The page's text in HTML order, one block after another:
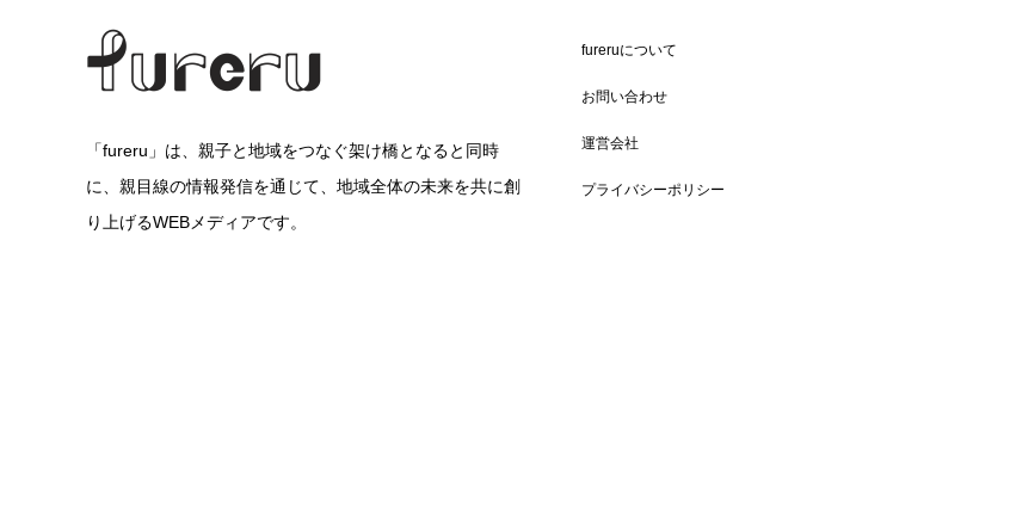
「fureru」は、親子と地域をつなぐ架け橋となると同時
に、親目線の情報発信を通じて、地域全体の未来を共に創
り上げるWEBメディアです。
fureruについて
お問い合わせ
運営会社
プライバシーポリシー